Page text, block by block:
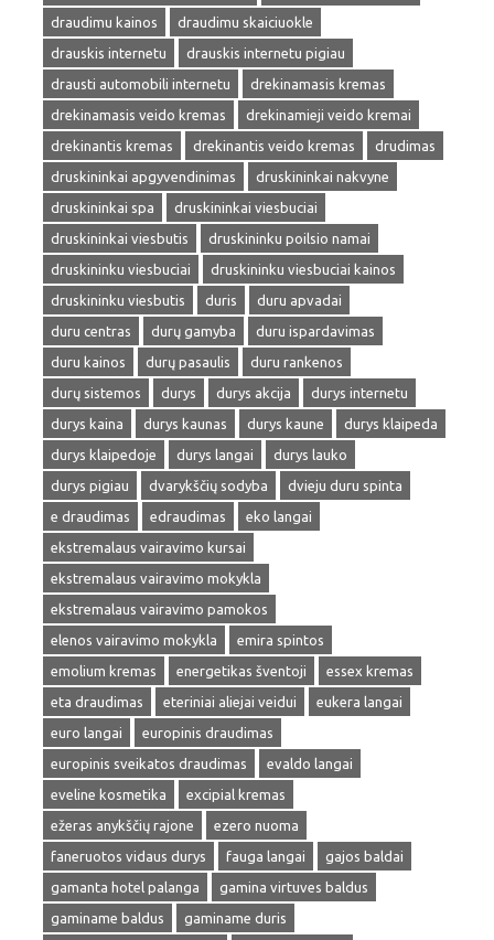
draudimu kainos
draudimu skaiciuokle
drauskis internetu
drauskis internetu pigiau
drausti automobili internetu
drekinamasis kremas
drekinamasis veido kremas
drekinamieji veido kremai
drekinantis kremas
drekinantis veido kremas
drudimas
druskininkai apgyvendinimas
druskininkai nakvyne
druskininkai spa
druskininkai viesbuciai
druskininkai viesbutis
druskininku poilsio namai
druskininku viesbuciai
druskininku viesbuciai kainos
druskininku viesbutis
duris
duru apvadai
duru centras
durų gamyba
duru ispardavimas
duru kainos
durų pasaulis
duru rankenos
durų sistemos
durys durys akcija
durys internetu
durys kaina
durys kaunas durys kaune
durys klaipeda
durys klaipedoje
durys langai
durys lauko
durys pigiau
dvarykščių sodyba
dvieju duru spinta
e draudimas
edraudimas
eko langai
ekstremalaus vairavimo kursai
ekstremalaus vairavimo mokykla
ekstremalaus vairavimo pamokos
elenos vairavimo mokykla
emira spintos
emolium kremas
energetikas šventoji
essex kremas
eta draudimas
eteriniai aliejai veidui
eukera langai
euro langai
europinis draudimas
europinis sveikatos draudimas
evaldo langai
eveline kosmetika
excipial kremas
ežeras anykščių rajone
ezero nuoma
faneruotos vidaus durys
fauga langai
gajos baldai
gamanta hotel palanga
gamina virtuves baldus
gaminame baldus
gaminame duris